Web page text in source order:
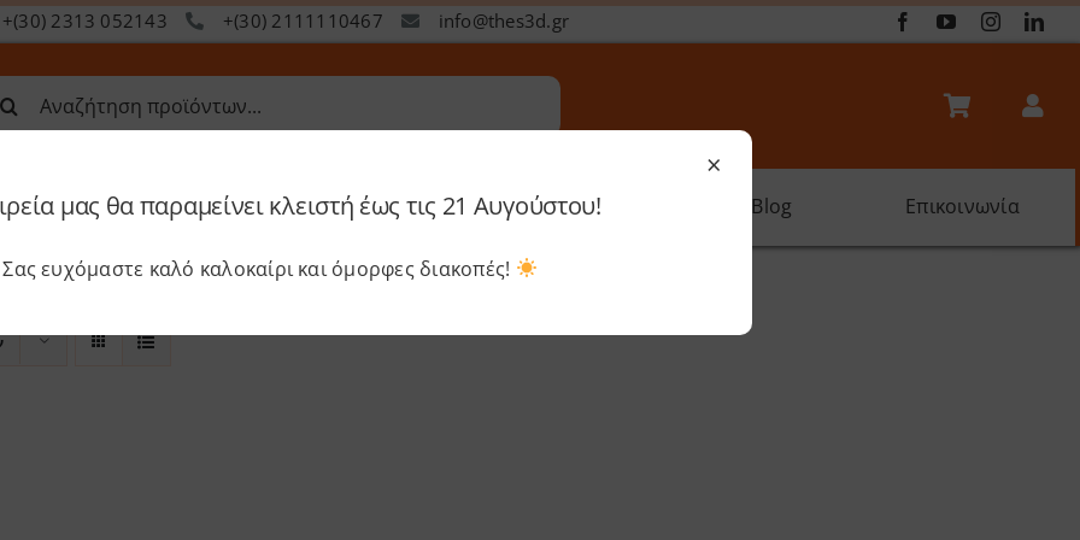
+(30) 2313 052143 +(30) 2111110467 info@thes3d.gr
Services Academy Software Blog Επικοινωνία
×
μας θα παραμείνει κλειστή έως τις 21 Αυγούστου!
Σας ευχόμαστε καλό καλοκαίρι και όμορφες διακοπές!